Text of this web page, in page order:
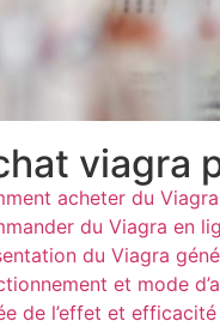
viagra
acheter du
du Viagra en
du Viagra
et mode
de l’effet et efficacité